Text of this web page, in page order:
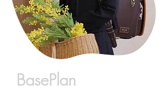
BasePlan